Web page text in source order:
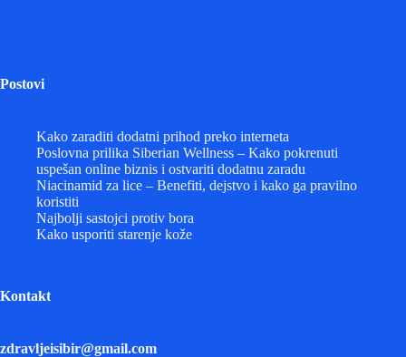
Postovi
Kako zaraditi dodatni prihod preko interneta
Poslovna prilika Siberian Wellness – Kako pokrenuti
uspešan online biznis i ostvariti dodatnu zaradu
Niacinamid za lice – Benefiti, dejstvo i kako ga pravilno
koristiti
Najbolji sastojci protiv bora
Kako usporiti starenje kože
Kontakt
zdravljeisibir@gmail.com